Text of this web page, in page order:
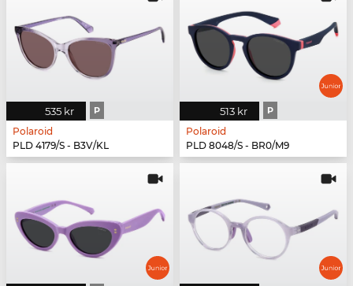
535 kr P
Polaroid
PLD 4179/S - B3V/KL
513 kr P
Polaroid
PLD 8048/S - BR0/M9